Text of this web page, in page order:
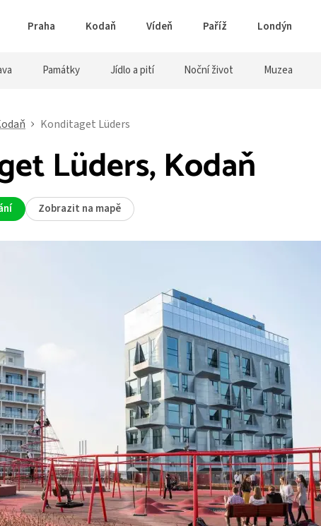
Praha Kodaň Vídeň Paříž Londýn
Památky Jídlo a pití Noční život Muzea
Konditaget Lüders
Lüders, Kodaň
Zobrazit na mapě